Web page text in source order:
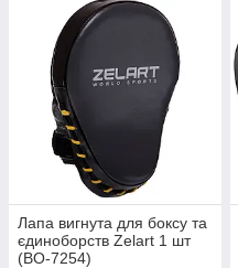
Лапа вигнута для боксу та
єдиноборств Zelart 1 шт
(BO-7254)